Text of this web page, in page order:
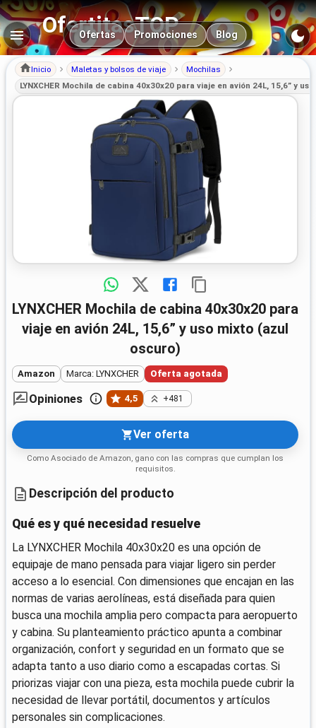
OfertitasTOP
Navegación principal
Ofertas Promociones Blog
Inicio Maletas y bolsos de viaje
Mochilas
LYNXCHER Mochila de cabina 40x30x20 para viaje en avión 24L, 15,6” y
LYNXCHER Mochila de cabina 40x30x20 para
viaje en avión 24L, 15,6” y uso mixto (azul
oscuro)
Amazon Marca: LYNXCHER Oferta agotada
Opiniones 4,5 +481
Ver oferta
Como Asociado de Amazon, gano con las compras que cumplan los
requisitos.
Descripción del producto
Qué es y qué necesidad resuelve
La LYNXCHER Mochila 40x30x20 es una opción de
equipaje de mano pensada para viajar ligero sin perder
acceso a lo esencial. Con dimensiones que encajan en las
normas de varias aerolíneas, está diseñada para quien
busca una mochila amplia pero compacta para aeropuerto
y cabina. Su planteamiento práctico apunta a combinar
organización, confort y seguridad en un formato que se
adapta tanto a uso diario como a escapadas cortas. Si
priorizas viajar con una pieza, esta mochila puede cubrir la
necesidad de llevar portátil, documentos y artículos
personales sin complicaciones.